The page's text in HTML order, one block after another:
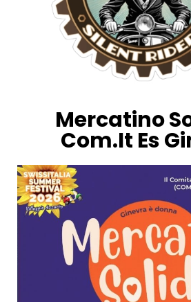
Mercatino
Com.It Es